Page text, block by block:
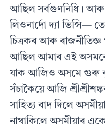
আছিল সৰ্বগুণনিধি।
লিওনাৰ্দো দ্যা ভিন্সি—
চিত্ৰকৰ আৰু
আছিল আমাৰ এই অসমৰে
যাক আজিও অসমে গুৰু
সঁচাকৈয়ে আজি
সাহিত্য বাদ দিলে
নাথাকিলে অসমীয়াৰ